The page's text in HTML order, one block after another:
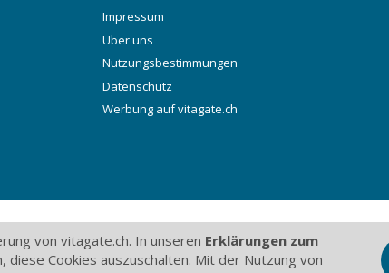
Impressum
Über uns
Nutzungsbestimmungen
Datenschutz
Werbung auf vitagate.ch
von vitagate.ch. In unseren Erklärungen zum
Cookies auszuschalten. Mit der Nutzung von